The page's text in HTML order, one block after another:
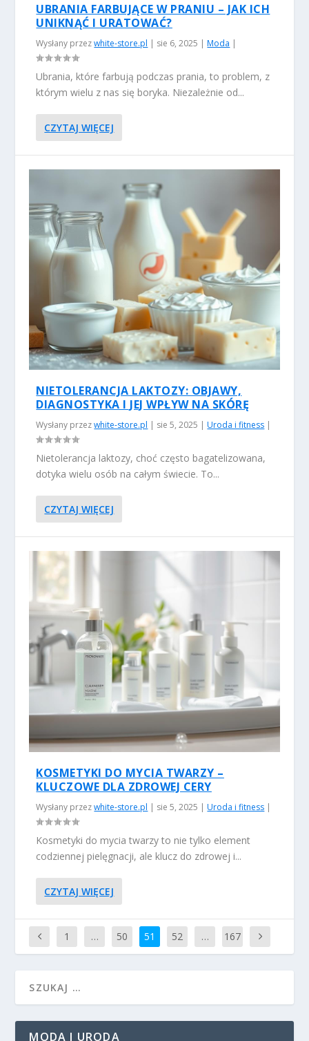
UBRANIA FARBUJĄCE W PRANIU – JAK ICH
UNIKNĄĆ I URATOWAĆ?
Wysłany przezwhite-store.pl | sie 6, 2025 |Moda |
Ubrania, które farbują podczas prania, to problem, z
którym wielu z nas się boryka. Niezależnie od...
CZYTAJ WIĘCEJ
NIETOLERANCJA LAKTOZY: OBJAWY,
DIAGNOSTYKA I JEJ WPŁYW NA SKÓRĘ
Wysłany przezwhite-store.pl | sie 5, 2025 |Uroda i fitness |
Nietolerancja laktozy, choć często bagatelizowana,
dotyka wielu osób na całym świecie. To...
CZYTAJ WIĘCEJ
KOSMETYKI DO MYCIA TWARZY –
KLUCZOWE DLA ZDROWEJ CERY
Wysłany przezwhite-store.pl | sie 5, 2025 |Uroda i fitness |
Kosmetyki do mycia twarzy to nie tylko element
codziennej pielęgnacji, ale klucz do zdrowej i...
CZYTAJ WIĘCEJ
1 … 50 51 52 … 167
MODA I URODA